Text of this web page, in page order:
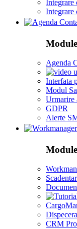
Integrare
Integrare
Agenda
Interfata
Modul
Urmarire
GDPR
Alerte
CRM